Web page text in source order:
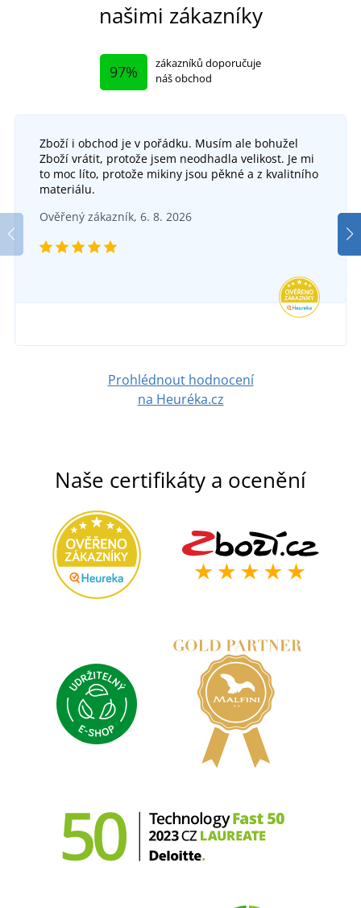
Kotníková pracovní obuv Fore S1P
DO 5 DNŮ
Pracovní obuv Grindlow S1P
1 072 Kč
našimi zákazníky
97%
zákazníků doporučuje
náš obchod
Zboží i obchod je v pořádku. Musím ale bohužel
Zboží vrátit, protože jsem neodhadla velikost. Je mi
to moc líto, protože mikiny jsou pěkné a z kvalitního
materiálu.
Ověřený zákazník, 6. 8. 2026
Prohlédnout hodnocení
na Heuréka.cz
Naše certifikáty a ocenění